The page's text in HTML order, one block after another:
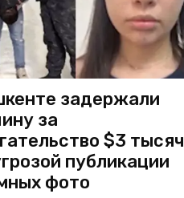
задержали
за
$3 тысяч
публикации
фото